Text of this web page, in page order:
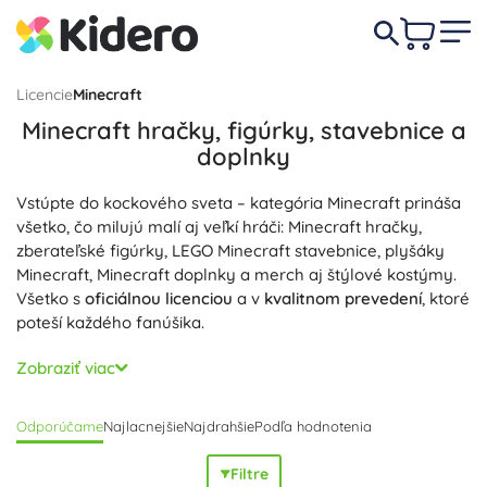
LicencieMinecraft
Minecraft hračky, figúrky, stavebnice a
doplnky
Vstúpte do kockového sveta – kategória Minecraft prináša
všetko, čo milujú malí aj veľkí hráči: Minecraft hračky,
zberateľské figúrky, LEGO Minecraft stavebnice, plyšáky
Minecraft, Minecraft doplnky a merch aj štýlové kostýmy.
Všetko s oficiálnou licenciou a v kvalitnom prevedení, ktoré
poteší každého fanúšika.
LEGO Minecraft stavebnice podporujú
rozvojjemnej motoriky
rozprávaniu a hraniu rolí. Vďakadetailnému spracovaniu
odolným, bezpečným materiálomsú tieto produkty skvelé
na každodennú zábavu aj do zberateľských vitrín. Hľadáte
Zobraziť viac
OdporúčameNajlacnejšieNajdrahšiePodľa hodnotenia
Filtre